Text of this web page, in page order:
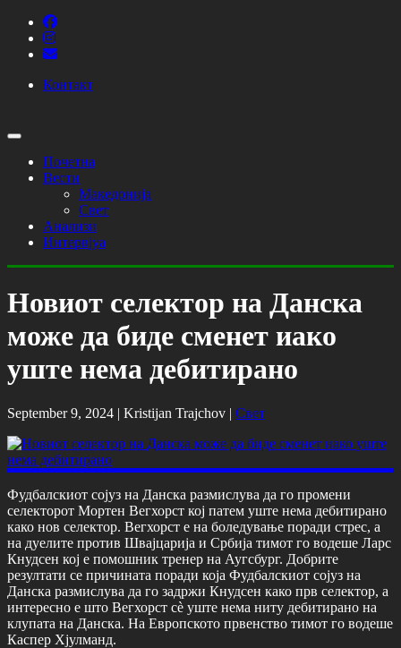
Контакт
Почетна
Вести
Македонија
Свет
Анализи
Интервјуа
Новиот селектор на Данска
може да биде сменет иако
уште нема дебитирано
September 9, 2024 | Kristijan Trajchov | Свет
Фудбалскиот сојуз на Данска размислува да го промени
селекторот Мортен Вегхорст кој патем уште нема дебитирано
како нов селектор. Вегхорст е на боледување поради стрес, а
на дуелите против Швајцарија и Србија тимот го водеше Ларс
Кнудсен кој е помошник тренер на Аугсбург. Добрите
резултати се причината поради која Фудбалскиот сојуз на
Данска размислува да го задржи Кнудсен како прв селектор, а
интересно е што Вегхорст сѐ уште нема ниту дебитирано на
клупата на Данска. На Европското првенство тимот го водеше
Каспер Хјулманд.